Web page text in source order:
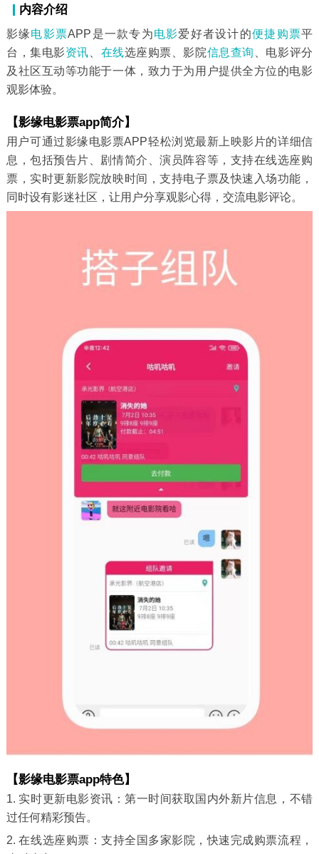
内容介绍
影缘电影票APP是一款专为电影爱好者设计的便捷 购票平
台，集电影资讯 在线选座购票、影院信息查询
、电影评分
及社区互动等功能于一体，致力于为用户提供全方位的电影
观影体验。
【影缘电影票app简介】
用户可通过影缘电影票APP轻松浏览最新上映影片的详细信
息，包括预告片、剧情简介、演员阵容等，支持在线选座购
票，实时更新影院放映时间，支持电子票及快速入场功能，
同时设有影迷社区，让用户分享观影心得，交流电影评论。
【影缘电影票app特色】
1. 实时更新电影资讯：第一时间获取国内外新片信息，不错
过任何精彩预告。
2. 在线选座购票：支持全国多家影院，快速完成购票流程，